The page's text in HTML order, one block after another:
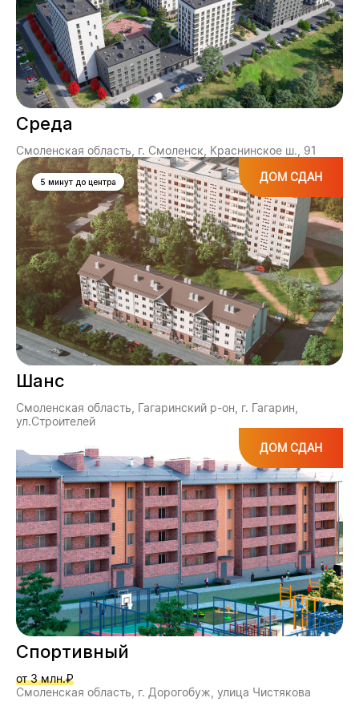
Среда
Смоленская область, г. Смоленск, Краснинское ш., 91
5 минут до центра ДОМ СДАН
Шанс
Смоленская область, Гагаринский р-он, г. Гагарин,
ул.Строителей
ДОМ СДАН
Спортивный
от 3 млн.₽
Смоленская область, г. Дорогобуж, улица Чистякова